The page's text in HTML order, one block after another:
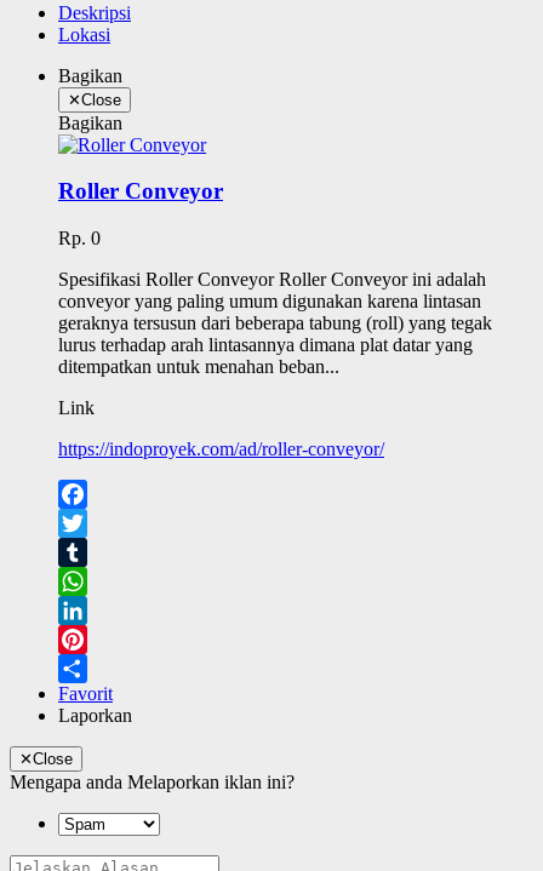
Deskripsi
Lokasi
Bagikan
✕Close
Bagikan
Roller Conveyor
Rp. 0
Spesifikasi Roller Conveyor Roller Conveyor ini adalah
conveyor yang paling umum digunakan karena lintasan
geraknya tersusun dari beberapa tabung (roll) yang tegak
lurus terhadap arah lintasannya dimana plat datar yang
ditempatkan untuk menahan beban...
Link
https://indoproyek.com/ad/roller-conveyor/
Facebook
Twitter
Tumblr
WhatsApp
LinkedIn
Pinterest
Share
Favorit
Laporkan
✕Close
Mengapa anda Melaporkan iklan ini?